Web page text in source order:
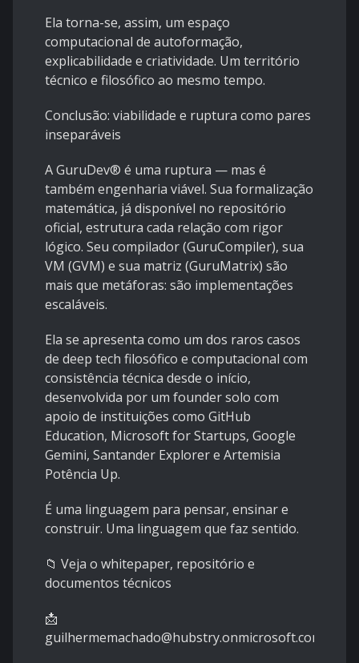
Ela torna-se, assim, um espaço
computacional de autoformação,
explicabilidade e criatividade. Um território
técnico e filosófico ao mesmo tempo.
Conclusão: viabilidade e ruptura como pares
inseparáveis
A GuruDev® é uma ruptura — mas é
também engenharia viável. Sua formalização
matemática, já disponível no repositório
oficial, estrutura cada relação com rigor
lógico. Seu compilador (GuruCompiler), sua
VM (GVM) e sua matriz (GuruMatrix) são
mais que metáforas: são implementações
escaláveis.
Ela se apresenta como um dos raros casos
de deep tech filosófico e computacional com
consistência técnica desde o início,
desenvolvida por um founder solo com
apoio de instituições como GitHub
Education, Microsoft for Startups, Google
Gemini, Santander Explorer e Artemisia
Potência Up.
É uma linguagem para pensar, ensinar e
construir. Uma linguagem que faz sentido.
📁 Veja o whitepaper, repositório e
documentos técnicos
📩
guilhermemachado@hubstry.onmicrosoft.com